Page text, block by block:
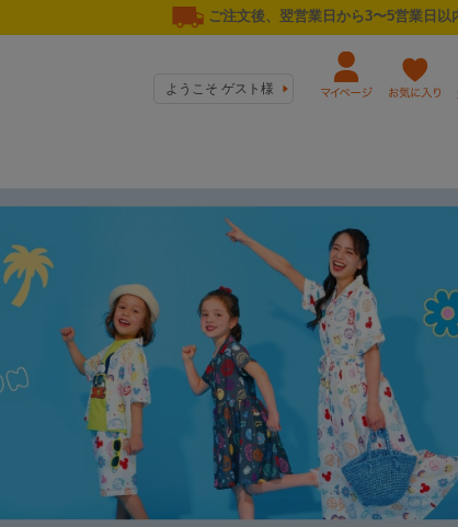
ご注文後、翌営業日から3〜5営業日以
ようこそ ゲスト様